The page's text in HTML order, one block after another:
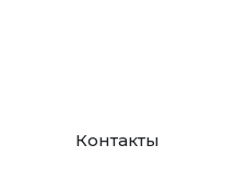
Контакты